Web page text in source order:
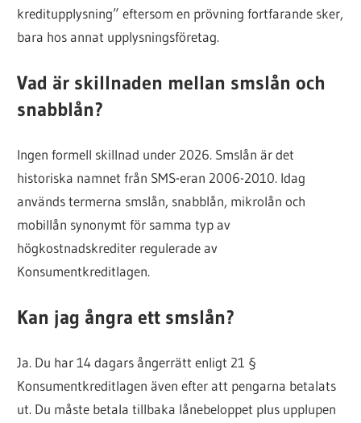
kreditupplysning” eftersom en prövning fortfarande sker,
bara hos annat upplysningsföretag.
Vad är skillnaden mellan smslån och
snabblån?
Ingen formell skillnad under 2026. Smslån är det
historiska namnet från SMS-eran 2006-2010. Idag
används termerna smslån, snabblån, mikrolån och
mobillån synonymt för samma typ av
högkostnadskrediter regulerade av
Konsumentkreditlagen.
Kan jag ångra ett smslån?
Ja. Du har 14 dagars ångerrätt enligt 21 §
Konsumentkreditlagen även efter att pengarna betalats
ut. Du måste betala tillbaka lånebeloppet plus upplupen